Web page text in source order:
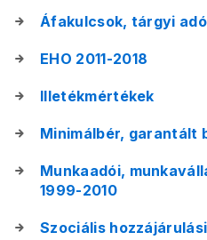
Áfakulcsok, tárgyi
EHO 2011-2018
Illetékmértékek
Minimálbér, garantált
Munkaadói,
1999-2010
Szociális